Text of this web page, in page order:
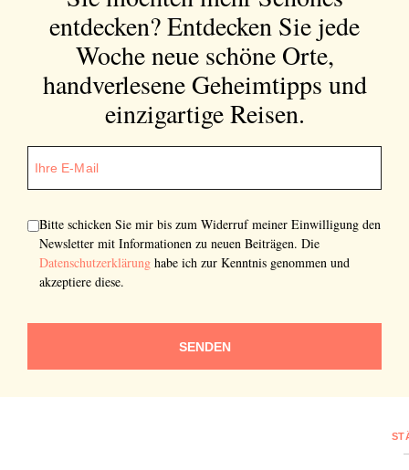
entdecken?Entdecken Sie jede
Woche neue schöne Orte,
handverlesene Geheimtipps und
einzigartige Reisen.
Bitte schicken Sie mir bis zum Widerruf meiner Einwilligung den
Newsletter mit Informationen zu neuen Beiträgen. Die
Datenschutzerklärung habe ich zur Kenntnis genommen und
akzeptiere diese.
SENDEN
neuen Beiträgen. Die Datenschutzerklärung
zur Kenntnis genommen und akzeptiere diese.
SENDEN